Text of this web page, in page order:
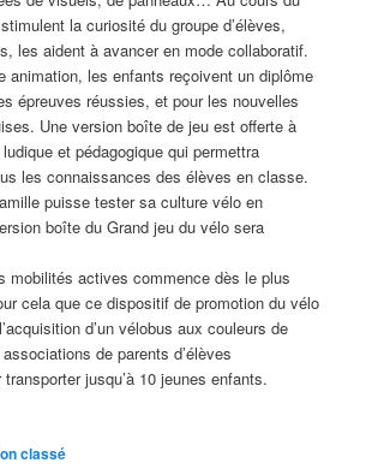
la curiosité du groupe d’élèves,
les aident à avancer en mode collaboratif.
animation, les enfants reçoivent un diplôme
épreuves réussies, et pour les nouvelles
Une version boîte de jeu est offerte à
et pédagogique qui permettra
les connaissances des élèves en classe.
puisse tester sa culture vélo en
boîte du Grand jeu du vélo sera
mobilités actives commence dès le plus
cela que ce dispositif de promotion du vélo
d’un vélobus aux couleurs de
de parents d’élèves
jusqu’à 10 jeunes enfants.
classé